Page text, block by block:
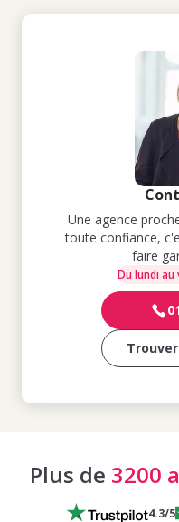
Une agence
toute confiance,
faire
Du lundi au
Plus de 3200
4.3/5